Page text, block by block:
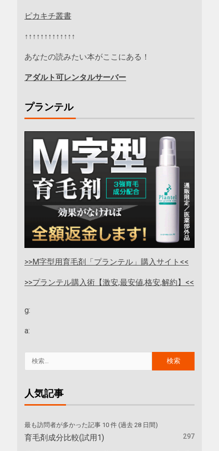
ピカキチ叢書
↑↑↑↑↑↑↑↑↑↑↑↑↑
あなたの読みたい本がここにある！
アダルト可レンタルサーバー
プランテル
>>M字型用育毛剤「プランテル」購入サイト<<
>>プランテル購入術【激安,最安値,格安,解約】<<
g:
a:
人気記事
最も訪問者が多かった記事 10 件 (過去 28 日間)
育毛剤成分比較(試用1) 297